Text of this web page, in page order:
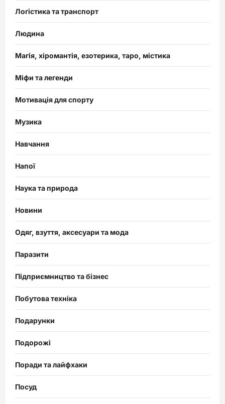
Логістика та транспорт
Людина
Магія, хіромантія, езотерика, таро, містика
Міфи та легенди
Мотивація для спорту
Музика
Навчання
Напої
Наука та природа
Новини
Одяг, взуття, аксесуари та мода
Паразити
Підприємництво та бізнес
Побутова техніка
Подарунки
Подорожі
Поради та лайфхаки
Посуд